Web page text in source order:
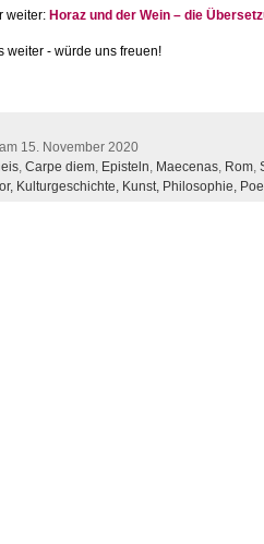
weiter: Horaz und der Wein – die
weiter - würde uns freuen!
am 15. November 2020
Carpe diem Episteln Maecenas Rom
Kulturgeschichte, Kunst, Philosophie,